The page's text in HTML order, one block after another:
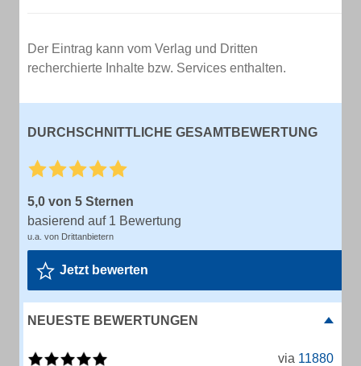
Der Eintrag kann vom Verlag und Dritten
recherchierte Inhalte bzw. Services enthalten.
DURCHSCHNITTLICHE GESAMTBEWERTUNG
5,0 von 5 Sternen
basierend auf 1 Bewertung
u.a. von Drittanbietern
Jetzt bewerten
NEUESTE BEWERTUNGEN
via 11880